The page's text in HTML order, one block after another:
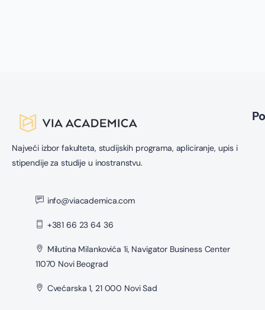
Najveći izbor fakulteta, studijskih programa, apliciranje, upis i
stipendije za studije u inostranstvu.
info@viacademica.com
+381 66 23 64 36
Milutina Milankovića 1i, Navigator Business Center
11070 Novi Beograd
Cvećarska 1, 21 000 Novi Sad